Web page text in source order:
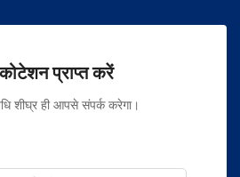
प्राप्त करें
शीघ्र ही आपसे संपर्क करेगा।